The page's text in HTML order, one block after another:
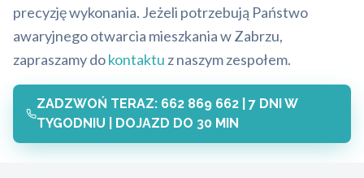
precyzję wykonania. Jeżeli potrzebują Państwo
awaryjnego otwarcia mieszkania w Zabrzu,
zapraszamy dokontaktu z naszym zespołem.
ZADZWOŃ TERAZ: 662 869 662 | 7 DNI W
TYGODNIU | DOJAZD DO 30 MIN